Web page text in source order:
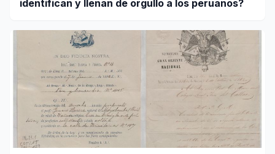
identifican y llenan de orgullo a los peruanos?